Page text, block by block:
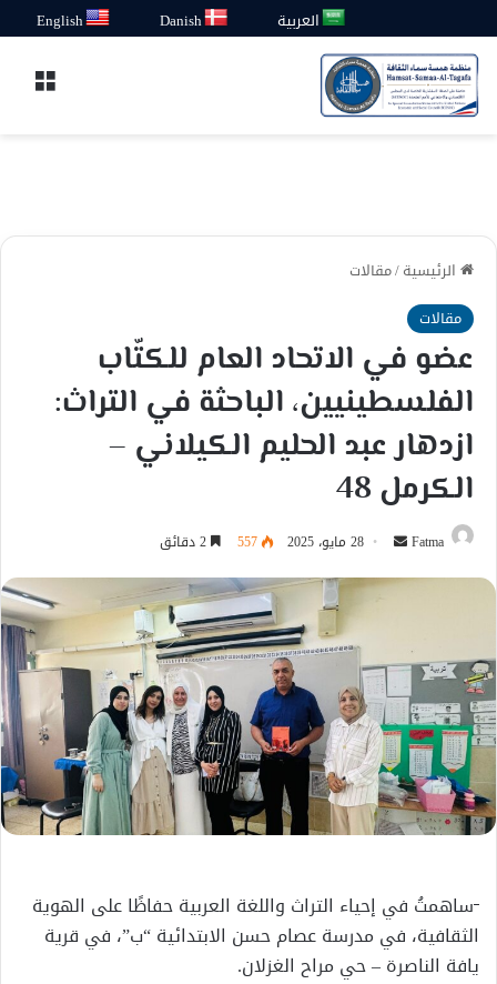
العربية Danish
English
الرئيسية/مقالات
مقالات
عضو في الاتحاد العام للكتّاب
الفلسطينيين، الباحثة في التراث:
ازدهار عبد الحليم الكيلاني –
الكرمل 48
Fatma
أرسل
إلكترونيا
28 مايو، 2025 557
ساهمتُ في إحياء التراث واللغة العربية حفاظًا على الهوية
الثقافية، في مدرسة عصام حسن الابتدائية “ب”، في قرية
يافة الناصرة – حي مراح الغزلان.